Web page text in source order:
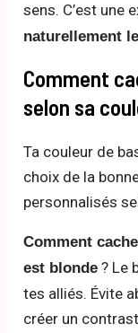
sens. C’est une
naturellement
Comment
selon sa
Ta couleur de
choix de la
personnalisés
Comment
est blonde ? Le
tes alliés. Évite
créer un